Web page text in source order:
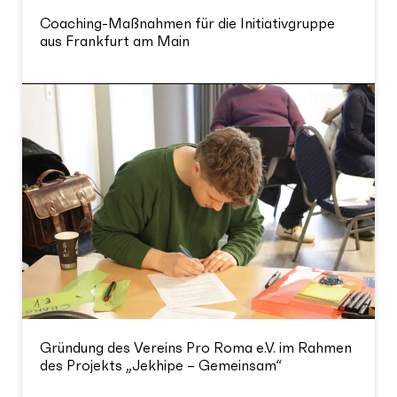
Coaching-Maßnahmen für die Initiativgruppe
aus Frankfurt am Main
Gründung des Vereins Pro Roma e.V. im Rahmen
des Projekts „Jekhipe – Gemeinsam“